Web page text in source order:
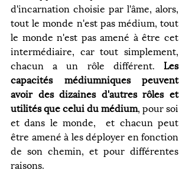
d'incarnation choisie par l'âme, alors,
tout le monde n'est pas médium, tout
le monde n'est pas amené à être cet
intermédiaire, car tout simplement,
chacun a un rôle différent. Les
capacités médiumniques peuvent
avoir des dizaines d'autres rôles et
utilités que celui du médium, pour soi
et dans le monde,  et chacun peut
être amené à les déployer en fonction
de son chemin, et pour différentes
raisons.